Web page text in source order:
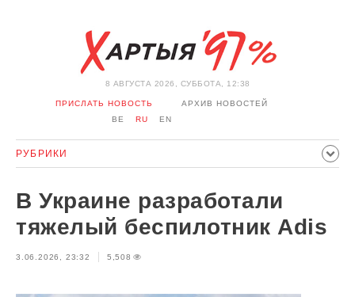
8 АВГУСТА 2026, СУББОТА, 12:38
ПРИСЛАТЬ НОВОСТЬ
АРХИВ НОВОСТЕЙ
BE
RU EN
РУБРИКИ
ПРОИСШЕСТВИЯ СПОРТ КУЛЬТУРА ИСТОРИЯ
МНЕНИЕ ИНТЕРВЬЮ ТЕХНОЛОГИИ ЗДОРОВЬЕ
АВТО ОТДЫХ ОБХОД БЛОКИРОВКИ И СОЛИДАРНОСТЬ
В Украине разработали
тяжелый беспилотник Adis
3.06.2026, 23:32 5,508